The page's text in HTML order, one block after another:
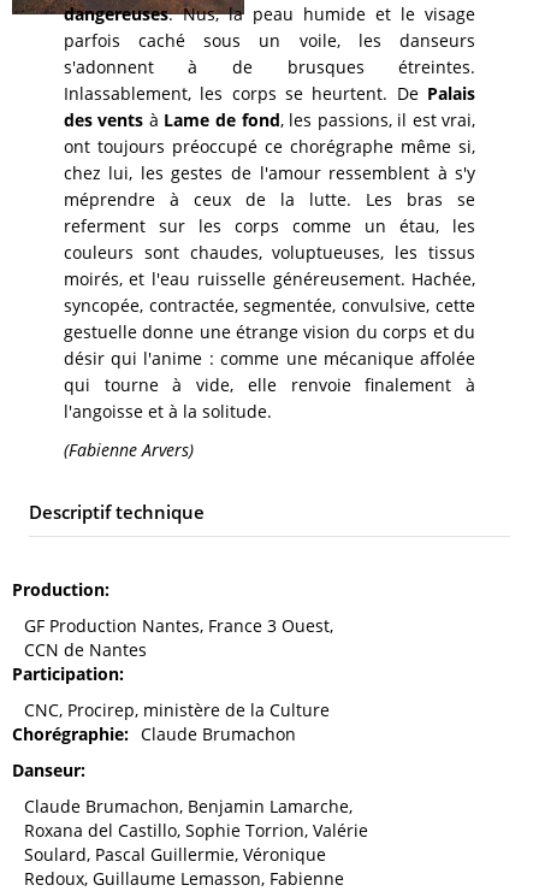
dangereuses. Nus, la peau humide et le visage
parfois caché sous un voile, les danseurs
s'adonnent à de brusques étreintes.
Inlassablement, les corps se heurtent. De Palais
des vents à Lame de fond, les passions, il est vrai,
ont toujours préoccupé ce chorégraphe même si,
chez lui, les gestes de l'amour ressemblent à s'y
méprendre à ceux de la lutte. Les bras se
referment sur les corps comme un étau, les
couleurs sont chaudes, voluptueuses, les tissus
moirés, et l'eau ruisselle généreusement. Hachée,
syncopée, contractée, segmentée, convulsive, cette
gestuelle donne une étrange vision du corps et du
désir qui l'anime : comme une mécanique affolée
qui tourne à vide, elle renvoie finalement à
l'angoisse et à la solitude.
(Fabienne Arvers)
Descriptif technique
Production
GF Production Nantes, France 3 Ouest,
CCN de Nantes
Participation
CNC, Procirep, ministère de la Culture
Chorégraphie
Claude Brumachon
Danseur
Claude Brumachon, Benjamin Lamarche,
Roxana del Castillo, Sophie Torrion, Valérie
Soulard, Pascal Guillermie, Véronique
Redoux, Guillaume Lemasson, Fabienne